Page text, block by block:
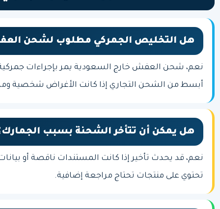
هل التخليص الجمركي مطلوب لشحن
نعم، شحن العفش خارج السعودية يمر بإجراءات
أبسط من الشحن التجاري إذا كانت الأغراض شخصية
هل يمكن أن تتأخر الشحنة بسبب
نعم، قد يحدث تأخير إذا كانت المستندات ناقصة أو
تحتوي على منتجات تحتاج مراجعة إضافية.